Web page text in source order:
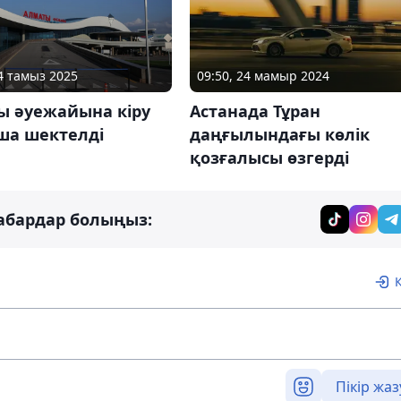
тамыз 2025
әуежайына кіру
шектелді
09:50, 24 мамыр 2024
Астанада Тұран
даңғылындағы көлік
қозғалысы өзгерді
болыңыз:
Пікір